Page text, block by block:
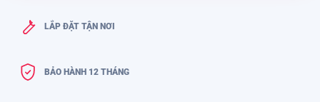
LẮP ĐẶT TẬN NƠI
BẢO HÀNH 12 THÁNG